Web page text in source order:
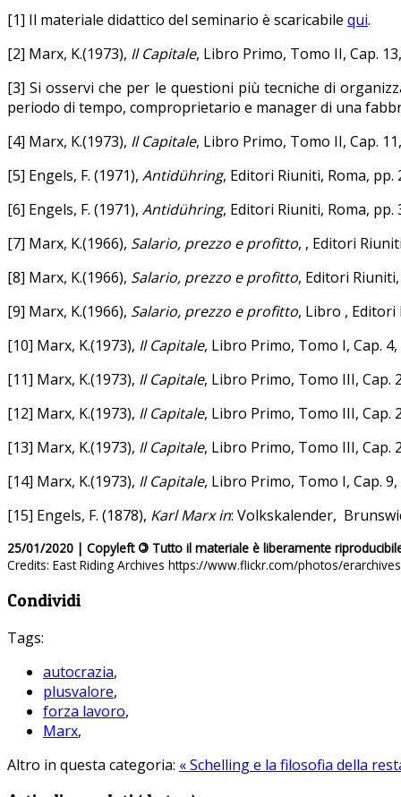
[1] Il materiale didattico del seminario è scaricabile qui.
[2] Marx, K.(1973), Il Capitale, Libro Primo, Tomo II, Cap.
[3] Si osservi che per le questioni più tecniche di
periodo di tempo, comproprietario e manager di una
[4] Marx, K.(1973), Il Capitale, Libro Primo, Tomo II, Cap.
[5] Engels, F. (1971), Antidühring, Editori Riuniti, Roma, pp.
[6] Engels, F. (1971), Antidühring, Editori Riuniti, Roma, pp.
[7] Marx, K.(1966), Salario, prezzo e profitto, , Editori
[8] Marx, K.(1966), Salario, prezzo e profitto, Editori
[9] Marx, K.(1966), Salario, prezzo e profitto, Libro , Editori
[10] Marx, K.(1973), Il Capitale, Libro Primo, Tomo I, Cap.
[11] Marx, K.(1973), Il Capitale, Libro Primo, Tomo III, Cap.
[12] Marx, K.(1973), Il Capitale, Libro Primo, Tomo III, Cap.
[13] Marx, K.(1973), Il Capitale, Libro Primo, Tomo III, Cap.
[14] Marx, K.(1973), Il Capitale, Libro Primo, Tomo I, Cap.
[15] Engels, F. (1878), Karl Marx in: Volkskalender,
25/01/2020 | Copyleft © Tutto il materiale è liberamente
Credits: East Riding Archives https://www.flickr.com/photos/
Condividi
Tags:
autocrazia,
plusvalore,
forza lavoro,
Marx,
Altro in questa categoria: « Schelling e la filosofia della